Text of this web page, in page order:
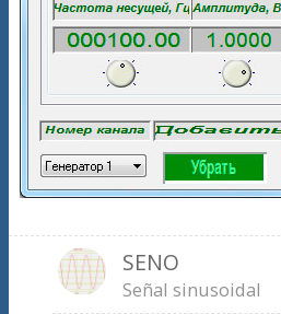
SENO
Señal sinusoidal